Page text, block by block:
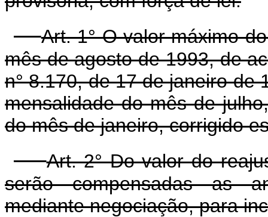
Art. 1° O valor máximo
mês de agosto de 1993, de
n° 8.170, de 17 de janeiro de
mensalidade do mês de
do mês de janeiro, corrigido
Art. 2° Do valor do
serão compensadas as
mediante negociação, para